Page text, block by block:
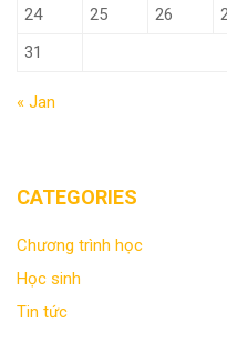
24
25 26
31
« Jan
CATEGORIES
Chương trình học
Học sinh
Tin tức